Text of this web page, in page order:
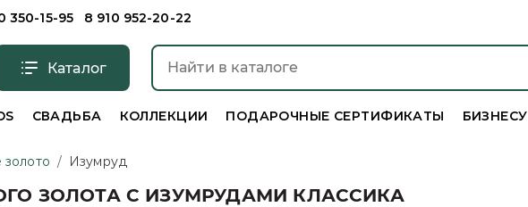
350-15-95 8 910 952-20-22
Каталог
СВАДЬБА КОЛЛЕКЦИИ ПОДАРОЧНЫЕ СЕРТИФИКАТЫ БИЗНЕСУ
золото / Изумруд
ЗОЛОТА С ИЗУМРУДАМИ КЛАССИКА